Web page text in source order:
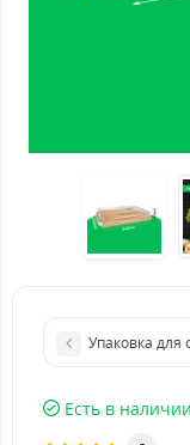
Упаковка
Есть в наличии